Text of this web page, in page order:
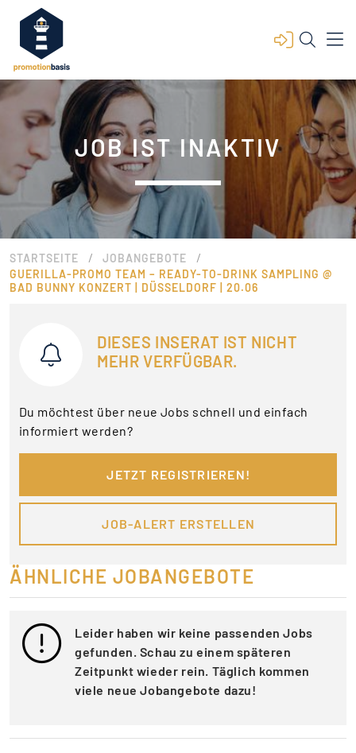
JOB IST INAKTIV
STARTSEITE / JOBANGEBOTE /
GUERILLA-PROMO TEAM – READY-TO-DRINK SAMPLING @
BAD BUNNY KONZERT | DÜSSELDORF | 20.06
DIESES INSERAT IST NICHT
MEHR VERFÜGBAR.
Du möchtest über neue Jobs schnell und einfach
informiert werden?
JETZT REGISTRIEREN!
JOB-ALERT ERSTELLEN
ÄHNLICHE JOBANGEBOTE
Leider haben wir keine passenden Jobs
gefunden. Schau zu einem späteren
Zeitpunkt wieder rein. Täglich kommen
viele neue Jobangebote dazu!